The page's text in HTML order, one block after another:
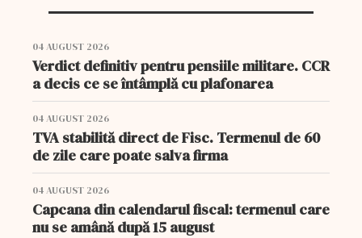
04 AUGUST 2026
Verdict definitiv pentru pensiile militare. CCR
a decis ce se întâmplă cu plafonarea
04 AUGUST 2026
TVA stabilită direct de Fisc. Termenul de 60
de zile care poate salva firma
04 AUGUST 2026
Capcana din calendarul fiscal: termenul care
nu se amână după 15 august